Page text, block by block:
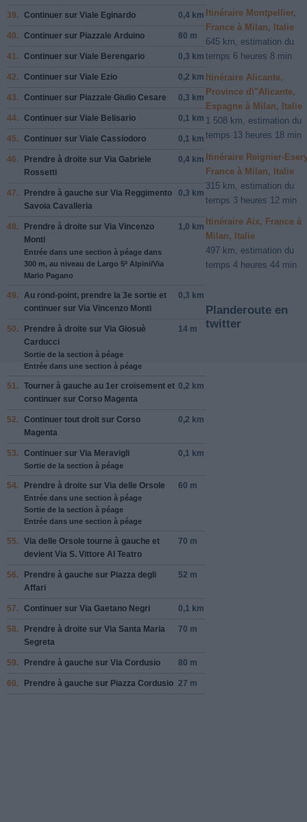
39. Continuer sur Viale Eginardo 0,4 km
40. Continuer sur Piazzale Arduino 80 m
41. Continuer sur Viale Berengario 0,3 km
42. Continuer sur Viale Ezio 0,2 km
43. Continuer sur Piazzale Giulio Cesare 0,3 km
44. Continuer sur Viale Belisario 0,1 km
45. Continuer sur Viale Cassiodoro 0,1 km
46. Prendre à droite sur Via Gabriele
Rossetti
0,4 km
47. Prendre à gauche sur Via Reggimento
Savoia Cavalleria
0,3 km
48. Prendre à droite sur Via Vincenzo
Monti
Entrée dans une section à péage dans
300 m, au niveau de Largo 5º Alpini/Via
Mario Pagano
1,0 km
49. Au rond-point, prendre la 3e sortie et
continuer sur Via Vincenzo Monti
0,3 km
50. Prendre à droite sur Via Giosuè
Carducci
Sortie de la section à péage
Entrée dans une section à péage
14 m
51. Tourner à gauche au 1er croisement et
continuer sur Corso Magenta
0,2 km
52. Continuer tout droit sur Corso
Magenta
0,2 km
53. Continuer sur Via Meravigli
Sortie de la section à péage
0,1 km
54. Prendre à droite sur Via delle Orsole
Entrée dans une section à péage
Sortie de la section à péage
Entrée dans une section à péage
60 m
55. Via delle Orsole tourne à gauche et
devient Via S. Vittore Al Teatro
70 m
56. Prendre à gauche sur Piazza degli
Affari
52 m
57. Continuer sur Via Gaetano Negri 0,1 km
58. Prendre à droite sur Via Santa Maria
Segreta
70 m
59. Prendre à gauche sur Via Cordusio 80 m
60. Prendre à gauche sur Piazza Cordusio 27 m
Itinéraire Montpellier,
France à Milan, Italie
645 km, estimation du
temps 6 heures 8 min
Itinéraire Alicante,
Province d\"Alicante,
Espagne à Milan, Italie
1 508 km, estimation du
temps 13 heures 18 min
Itinéraire Reignier-
France à Milan, Italie
315 km, estimation du
temps 3 heures 12 min
Itinéraire Aix, France à
Milan, Italie
497 km, estimation du
temps 4 heures 44 min
Planderoute en
twitter